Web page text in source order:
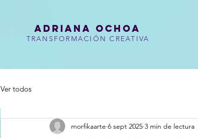
Adriana Ochoa
TRANSFORMACIÓN CREATIVA
Ver todos
morfikaarte 6 sept 2025 3 min de lectura